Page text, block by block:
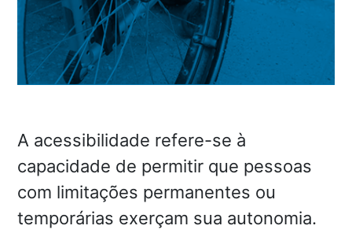
A acessibilidade refere-se à
capacidade de permitir que pessoas
com limitações permanentes ou
temporárias exerçam sua autonomia.